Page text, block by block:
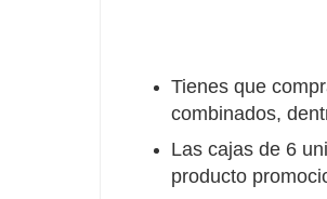
Tienes que
combinados,
Las cajas de 6
producto